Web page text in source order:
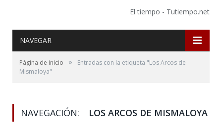
El tiempo - Tutiempo.net
NAVEGAR
Página de inicio »
Entradas con la etiqueta "Los Arcos de
Mismaloya"
NAVEGACIÓN: LOS ARCOS DE MISMALOYA